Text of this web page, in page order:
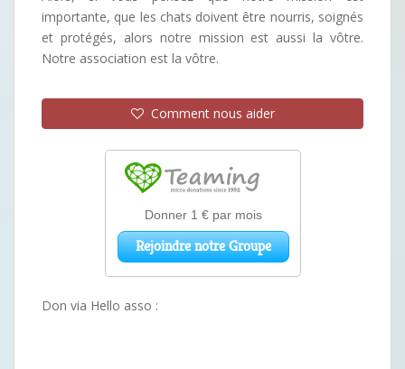
importante, que les chats doivent être nourris, soignés
et protégés, alors notre mission est aussi la vôtre.
Notre association est la vôtre.
Comment nous aider
Don via Hello asso :